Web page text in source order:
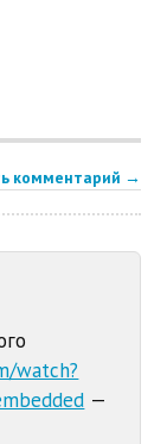
комментарий →
watch?
—